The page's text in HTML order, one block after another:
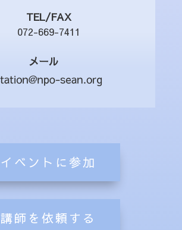
TEL/FAX
072-669-7411
メール
イベントに参加
講師を依頼する